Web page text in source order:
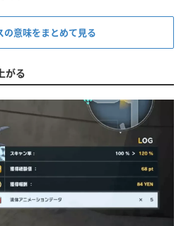
意味をまとめて見る
がる